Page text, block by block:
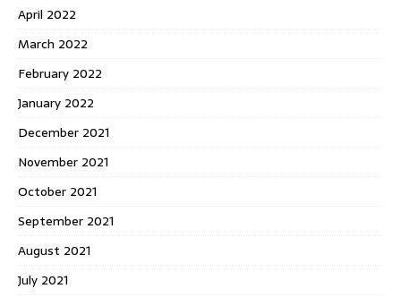
April 2022
March 2022
February 2022
January 2022
December 2021
November 2021
October 2021
September 2021
August 2021
July 2021